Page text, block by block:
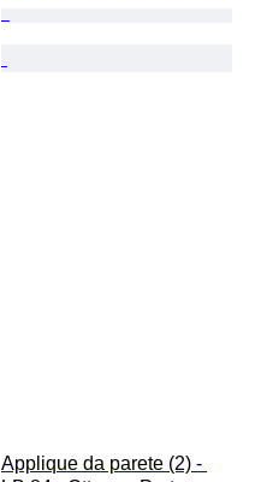
Applique da parete (2) -